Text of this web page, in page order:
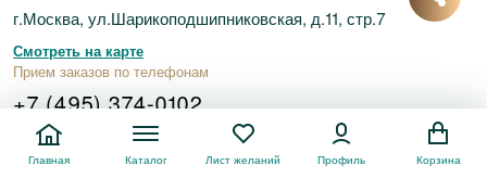
г.Москва, ул.Шарикоподшипниковская, д.11, стр.7
Смотреть на карте
Прием заказов по телефонам
+7 (495) 374-0102
+7 (800) 777-0102
Главная Каталог Лист желаний Профиль Корзина